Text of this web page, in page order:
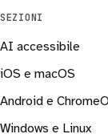
SEZIONI
AI accessibile
iOS e macOS
Android e
Windows e Linux